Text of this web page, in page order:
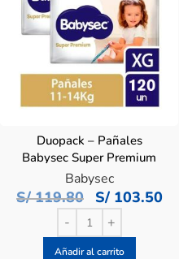
Duopack – Pañales
Babysec Super Premium
Talla XG – Bolsa 60 UN
Babysec
S/119.80 S/103.50
Añadir al carrito